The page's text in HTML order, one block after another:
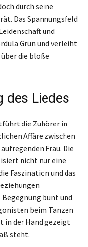
durch seine
Das Spannungsfeld
und
Grün und verleiht
die bloße
des Liedes
die Zuhörer in
Affäre zwischen
Frau. Die
nicht nur eine
Faszination und das
bunt und
beim Tanzen
in der Hand gezeigt
steht.